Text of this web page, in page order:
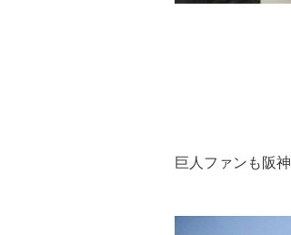
巨人ファンも阪